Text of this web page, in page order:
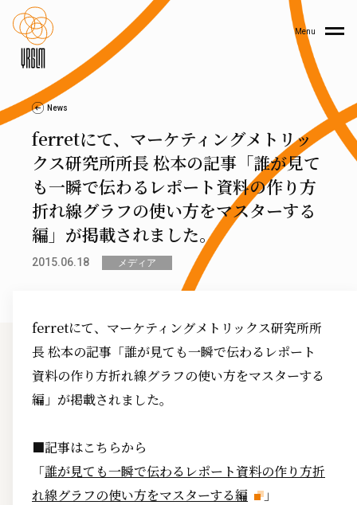
Menu
News
ferretにて、マーケティングメトリッ
クス研究所所長 松本の記事「誰が見て
も一瞬で伝わるレポート資料の作り方
折れ線グラフの使い方をマスターする
編」が掲載されました。
2015.06.18 メディア
ferretにて、マーケティングメトリックス研究所所
長 松本の記事「誰が見ても一瞬で伝わるレポート
資料の作り方折れ線グラフの使い方をマスターする
編」が掲載されました。
■記事はこちらから
「誰が見ても一瞬で伝わるレポート資料の作り方折
れ線グラフの使い方をマスターする編
」